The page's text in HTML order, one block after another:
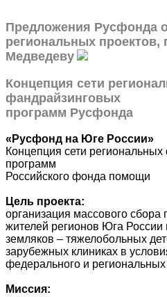
Предложения Русфонда
региональных
Медведеву
Концепция сети
фандрайзинговых
программ Русфонда
«Русфонд на Юге России»
Концепция сети
программ
Российского фонда помощи
Цель проекта:
организация массового
жителей регионов Юга России
земляков – тяжелобольных
зарубежных клиниках в
федерального и
Миссия: